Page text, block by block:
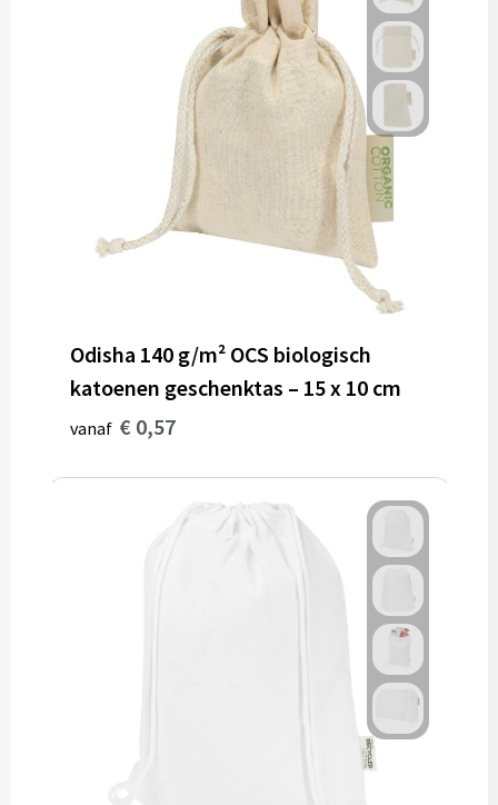
Odisha 140 g/m² OCS biologisch
katoenen geschenktas – 15 x 10 cm
vanaf € 0,57